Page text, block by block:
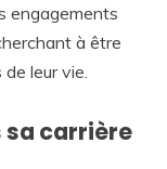
engagements
à être
leur vie.
sa carrière